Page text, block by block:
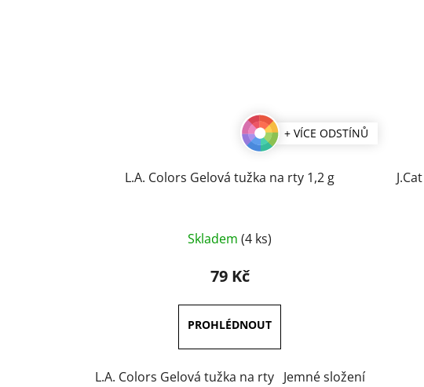
+ VÍCE ODSTÍNŮ
L.A. Colors Gelová tužka na rty 1,2 g
hodnocení
produktu
5,0
z
5
hvězdiček.
Skladem(4 ks)
79 Kč
L.A. Colors Gelová tužka na rty Jemné složení